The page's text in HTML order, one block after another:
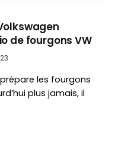
de fourgons VW
les fourgons
plus jamais, il